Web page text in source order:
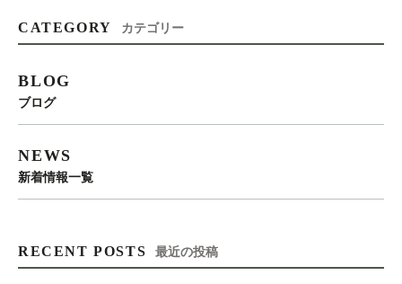
CATEGORY カテゴリー
BLOG
ブログ
NEWS
新着情報一覧
RECENT POSTS 最近の投稿